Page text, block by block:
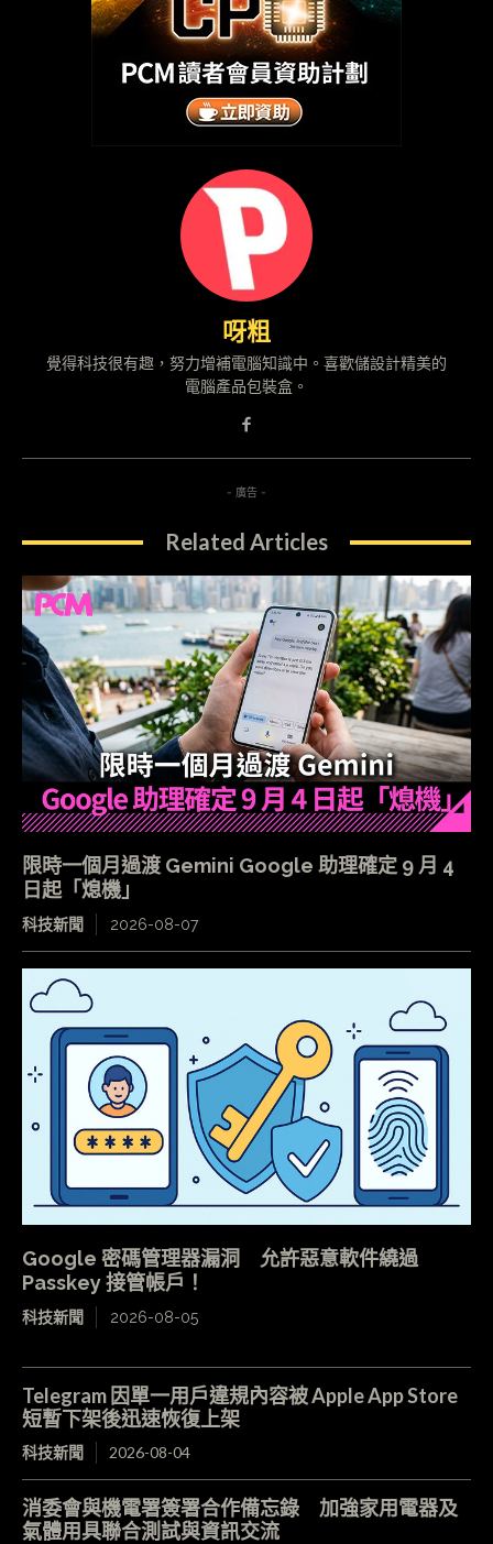
呀粗
覺得科技很有趣，努力增補電腦知識中。喜歡儲設計精美的
電腦產品包裝盒。
- 廣告 -
Related Articles
限時一個月過渡 Gemini Google 助理確定 9 月 4
日起「熄機」
科技新聞 2026-08-07
Google 密碼管理器漏洞 允許惡意軟件繞過
Passkey 接管帳戶！
科技新聞 2026-08-05
Telegram 因單一用戶違規內容被 Apple App Store
短暫下架後迅速恢復上架
科技新聞 2026-08-04
消委會與機電署簽署合作備忘錄 加強家用電器及
氣體用具聯合測試與資訊交流